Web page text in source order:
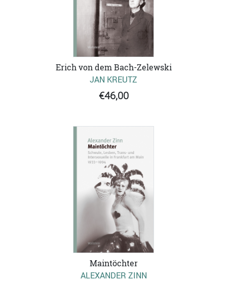
Erich von dem Bach-Zelewski
JAN KREUTZ
€46,00
Maintöchter
ALEXANDER ZINN